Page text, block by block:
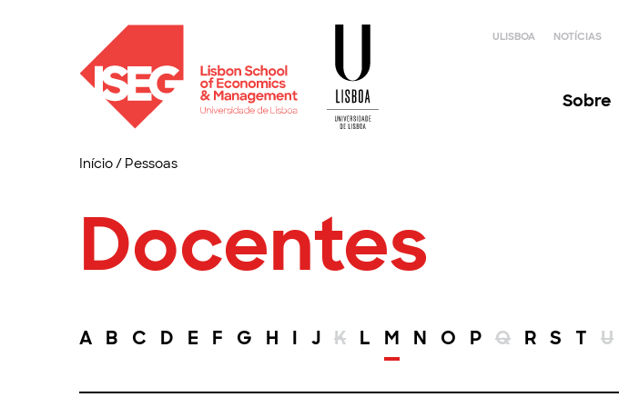
ULISBOA NOTÍCIAS
Sobre
Início/ Pessoas
Docentes
A B C D E F G H I J K L M N O P Q R S T U